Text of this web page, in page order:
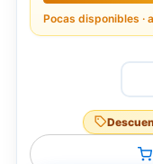
Pocas disponibles ·